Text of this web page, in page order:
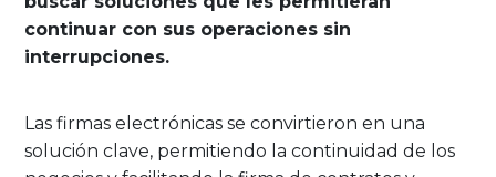
continuar con sus operaciones sin
interrupciones.
Las firmas electrónicas se convirtieron en una
solución clave, permitiendo la continuidad de los